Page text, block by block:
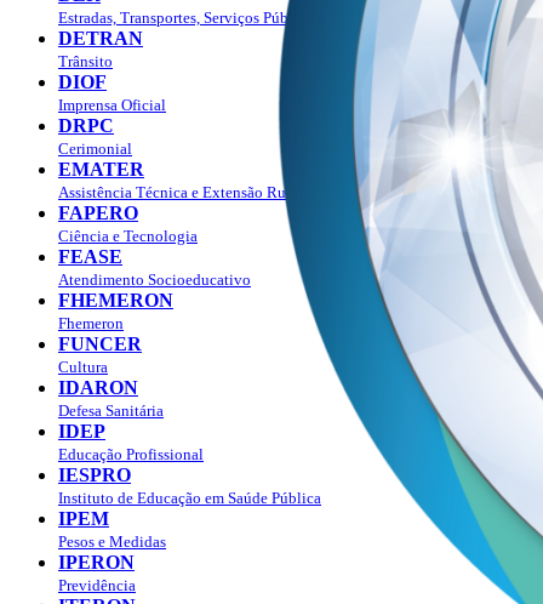
Estradas, Transportes, Serviços Públicos
DETRAN
Trânsito
DIOF
Imprensa Oficial
DRPC
Cerimonial
EMATER
Assistência Técnica e Extensão Rural
FAPERO
Ciência e Tecnologia
FEASE
Atendimento Socioeducativo
FHEMERON
Fhemeron
FUNCER
Cultura
IDARON
Defesa Sanitária
IDEP
Educação Profissional
IESPRO
Instituto de Educação em Saúde Pública
IPEM
Pesos e Medidas
IPERON
Previdência